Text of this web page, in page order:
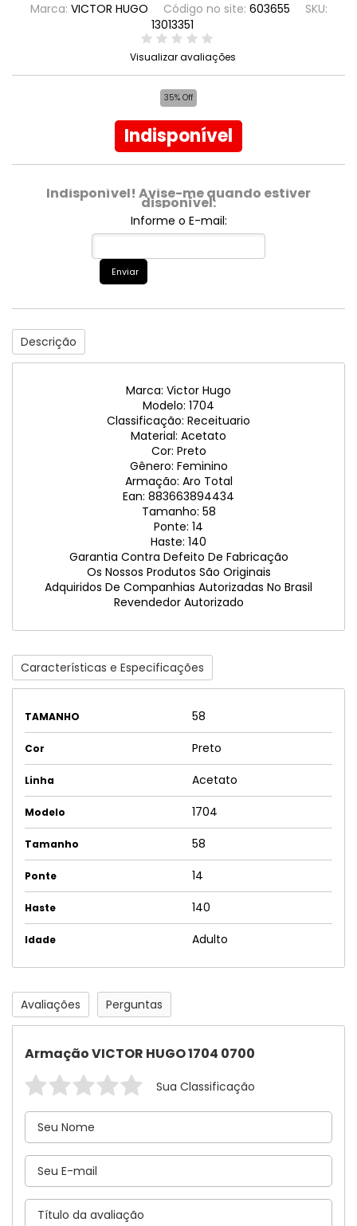
Marca: VICTOR HUGO Código no site: 603655
SKU:
13013351
Visualizar avaliações
35% Off
Indisponível
Indisponível! Avise-me quando estiver
disponível:
Informe o E-mail:
Enviar
Descrição
Marca: Victor Hugo
Modelo: 1704
Classificação: Receituario
Material: Acetato
Cor: Preto
Gênero: Feminino
Armação: Aro Total
Ean: 883663894434
Tamanho: 58
Ponte: 14
Haste: 140
Garantia Contra Defeito De Fabricação
Os Nossos Produtos São Originais
Adquiridos De Companhias Autorizadas No Brasil
Revendedor Autorizado
Características e Especificações
TAMANHO 58
Cor Preto
Linha Acetato
Modelo 1704
Tamanho 58
Ponte 14
Haste 140
Idade Adulto
Avaliações Perguntas
Armação VICTOR HUGO 1704 0700
Sua Classificação